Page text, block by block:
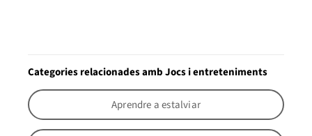
Categories relacionades amb Jocs i entreteniments
Aprendre a estalviar